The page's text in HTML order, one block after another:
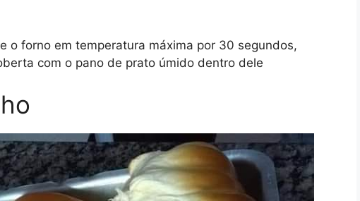
o forno em temperatura máxima por 30 segundos,
com o pano de prato úmido dentro dele